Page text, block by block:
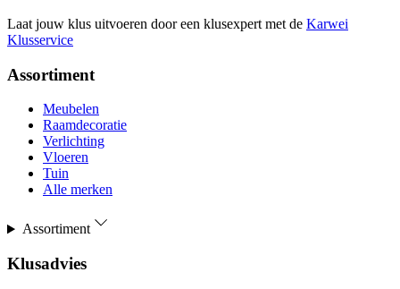
Laat jouw klus uitvoeren door een klusexpert met de Karwei
Klusservice
Assortiment
Meubelen
Raamdecoratie
Verlichting
Vloeren
Tuin
Alle merken
Assortiment
Klusadvies